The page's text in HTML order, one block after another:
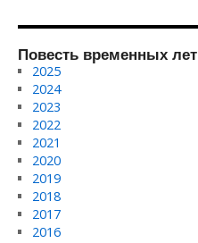
Повесть временных лет
2025
2024
2023
2022
2021
2020
2019
2018
2017
2016